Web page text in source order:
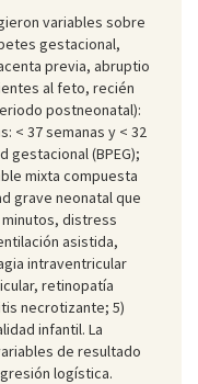
variables sobre
gestacional,
previa, abruptio
al feto, recién
postneonatal):
< 37 semanas y < 32
gestacional (BPEG);
mixta compuesta
grave neonatal que
distress
asistida,
intraventricular
retinopatía
necrotizante; 5)
infantil. La
de resultado
logística.